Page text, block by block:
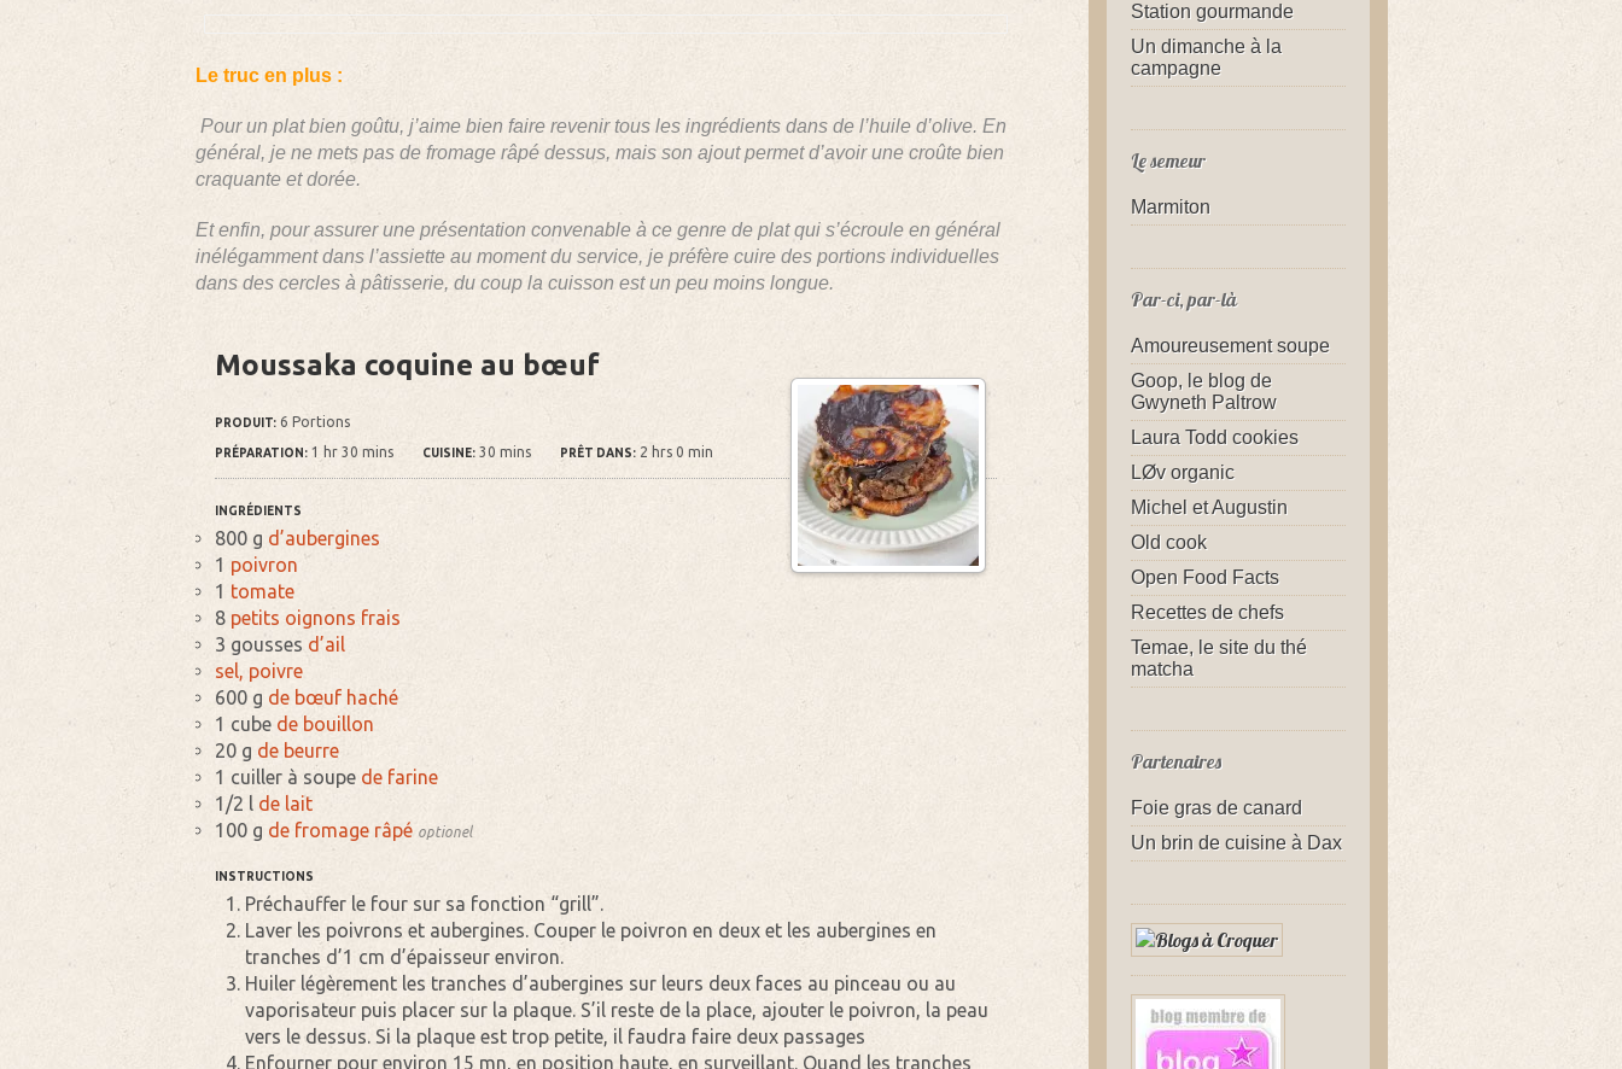
Le truc en plus :
Pour un plat bien goûtu, j’aime bien faire revenir tous les ingrédients dans de l’huile d’olive. En
général, je ne mets pas de fromage râpé dessus, mais son ajout permet d’avoir une croûte bien
craquante et dorée.
Et enfin, pour assurer une présentation convenable à ce genre de plat qui s’écroule en général
inélégamment dans l’assiette au moment du service, je préfère cuire des portions individuelles
dans des cercles à pâtisserie, du coup la cuisson est un peu moins longue.
Moussaka coquine au bœuf
PRODUIT: 6 Portions
PRÉPARATION: 1 hr 30 mins CUISINE: 30 mins PRÊT DANS: 2 hrs 0 min
INGRÉDIENTS
800 g d’aubergines
1 poivron
1 tomate
8 petits oignons frais
3 gousses d’ail
sel, poivre
600 g de bœuf haché
1 cube de bouillon
20 g de beurre
1 cuiller à soupe de farine
1/2 l
de lait
100 g de fromage râpé optionel
INSTRUCTIONS
Préchauffer le four sur sa fonction “grill”.
Laver les poivrons et aubergines. Couper le poivron en deux et les aubergines en
tranches d’1 cm d’épaisseur environ.
Huiler légèrement les tranches d’aubergines sur leurs deux faces au pinceau ou au
vaporisateur puis placer sur la plaque. S’il reste de la place, ajouter le poivron, la peau
vers le dessus. Si la plaque est trop petite, il faudra faire deux passages
Enfourner pour environ 15 mn, en position haute, en surveillant. Quand les tranches
Station gourmande
Un dimanche à la
campagne
Le semeur
Marmiton
Par-ci, par-là
Amoureusement soupe
Goop, le blog de
Gwyneth Paltrow
Laura Todd cookies
LØv organic
Michel et Augustin
Old cook
Open Food Facts
Recettes de chefs
Temae, le site du thé
matcha
Partenaires
Foie gras de canard
Un brin de cuisine à Dax